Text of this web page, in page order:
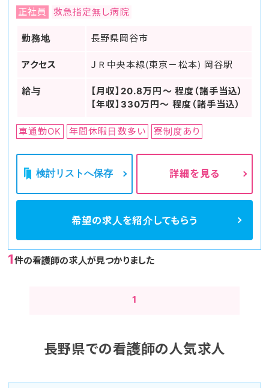
正社員 救急指定無し病院
勤務地 長野県岡谷市
アクセス ＪＲ中央本線(東京－松本) 岡谷駅
給与
【月収】20.8万円～ 程度（諸手当込）
【年収】330万円～ 程度（諸手当込）
車通勤OK 年間休暇日数多い 寮制度あり
検討リストへ保存 詳細を見る
希望の求人を紹介してもらう
1件の看護師の求人が見つかりました
1
長野県での看護師の人気求人